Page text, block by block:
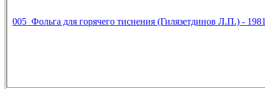
005 Фольга для горячего тиснения (Гилязетдинов Л.П.) -